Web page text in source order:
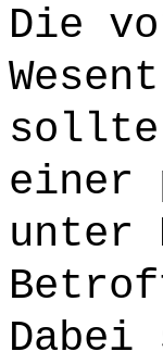
Die
sollte
einer
unter
Dabei